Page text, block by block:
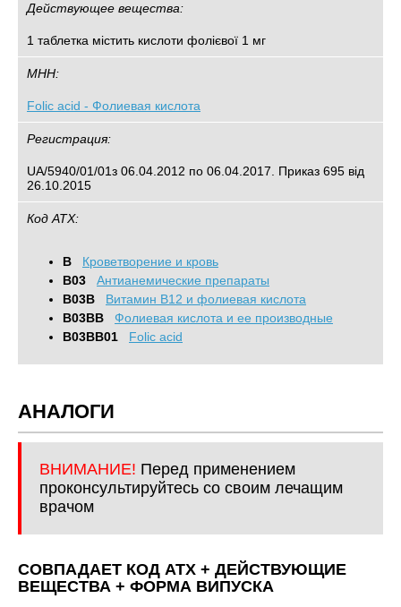
Действующее вещества:
1 таблетка містить кислоти фолієвої 1 мг
МНН:
Folic acid - Фолиевая кислота
Регистрация:
UA/5940/01/01з 06.04.2012 по 06.04.2017. Приказ 695 від
26.10.2015
Код АТХ:
B
Кроветворение и кровь
B03
Антианемические препараты
B03B
Витамин B12 и фолиевая кислота
B03BB
Фолиевая кислота и ее производные
B03BB01
Folic acid
АНАЛОГИ
ВНИМАНИЕ! Перед применением
проконсультируйтесь со своим лечащим
врачом
СОВПАДАЕТ КОД ATХ + ДЕЙСТВУЮЩИЕ
ВЕЩЕСТВА + ФОРМА ВИПУСКА